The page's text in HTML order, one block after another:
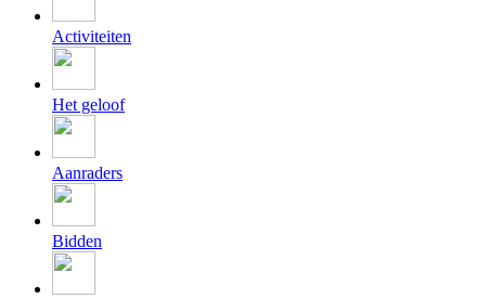
Activiteiten
Het geloof
Aanraders
Bidden